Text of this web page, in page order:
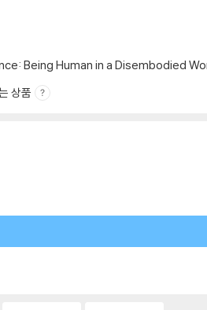
Being Human in a Disembodied
상품